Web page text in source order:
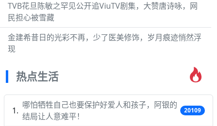
TVB花旦陈敏之罕见公开追ViuTV剧集，大赞唐诗咏，网
民担心被雪藏
金建希昔日的光彩不再，少了医美修饰，岁月痕迹悄然浮
现
热点生活
哪怕牺牲自己也要保护好爱人和孩子，阿银的
结局让人意难平！
20109